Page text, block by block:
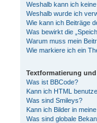
Weshalb kann ich
Weshalb wurde ich
Wie kann ich Beiträge
Was bewirkt die
Warum muss mein
Wie markiere ich ein
Textformatierung
Was ist BBCode?
Kann ich HTML
Was sind Smileys?
Kann ich Bilder in
Was sind globale